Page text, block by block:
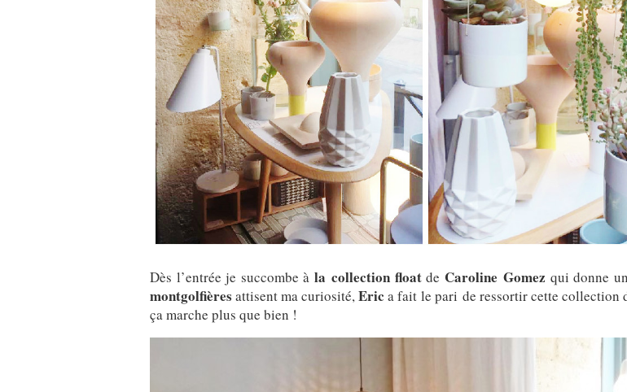
Dès l’entrée je succombe à la collection floatde Caroline Gomez qui donne
montgolfières attisent ma curiosité,Eric a fait le pari de ressortir cette collection
ça marche plus que bien !